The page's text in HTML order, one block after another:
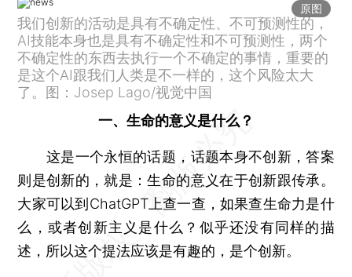
原图
我们创新的活动是具有不确定性、不可预测性的，
AI技能本身也是具有不确定性和不可预测性，两个
不确定性的东西去执行一个不确定的事情，重要的
是这个AI跟我们人类是不一样的，这个风险太大
了。图：Josep Lago/视觉中国
一、生命的意义是什么？
这是一个永恒的话题，话题本身不创新，答案
则是创新的，就是：生命的意义在于创新跟传承。
大家可以到ChatGPT上查一查，如果查生命力是什
么，或者创新主义是什么？似乎还没有同样的描
述，所以这个提法应该是有趣的，是个创新。